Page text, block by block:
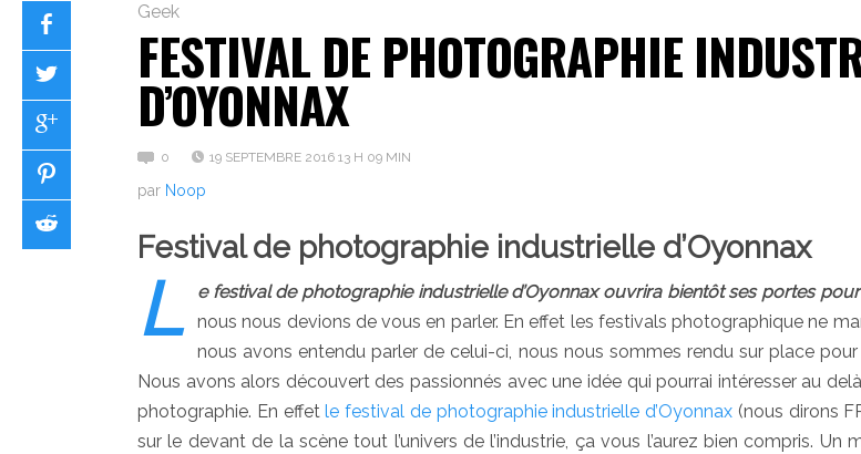
Geek
FESTIVAL DE PHOTOGRAPHIE
D’OYONNAX
0 19 SEPTEMBRE 2016 13 H 09 MIN
par Noop
Festival de photographie industrielle d’Oyonnax
L e festival de photographie industrielle d’Oyonnax ouvrira bientôt ses portes
nous nous devions de vous en parler. En effet les festivals photographique ne
nous avons entendu parler de celui-ci, nous nous sommes rendu sur place
Nous avons alors découvert des passionnés avec une idée qui pourrai intéresser au
photographie. En effetle festival de photographie industrielle d’Oyonnax (nous dirons
sur le devant de la scène tout l’univers de l’industrie, ça vous l’aurez bien compris. Un